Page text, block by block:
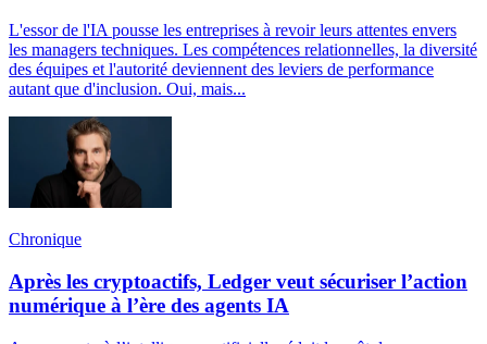
L'essor de l'IA pousse les entreprises à revoir leurs attentes envers
les managers techniques. Les compétences relationnelles, la diversité
des équipes et l'autorité deviennent des leviers de performance
autant que d'inclusion. Oui, mais...
Chronique
Après les cryptoactifs, Ledger veut sécuriser l’action
numérique à l’ère des agents IA